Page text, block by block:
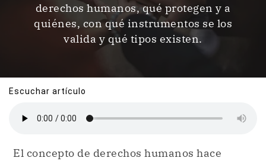
derechos humanos, qué protegen y a
quiénes, con qué instrumentos se los
valida y qué tipos existen.
Escuchar artículo
El concepto de derechos humanos hace